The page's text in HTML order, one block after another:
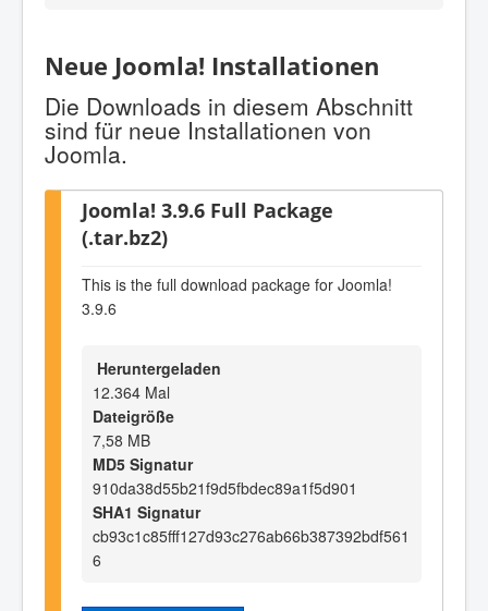
Neue Joomla! Installationen
Die Downloads in diesem Abschnitt
sind für neue Installationen von
Joomla.
Joomla! 3.9.6 Full Package
(.tar.bz2)
This is the full download package for Joomla!
3.9.6
Heruntergeladen
12.364 Mal
Dateigröße
7,58 MB
MD5 Signatur
910da38d55b21f9d5fbdec89a1f5d901
SHA1 Signatur
cb93c1c85fff127d93c276ab66b387392bdf561
6